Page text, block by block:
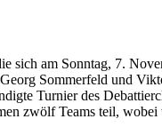
sich am Sonntag, 7.
Sommerfeld und
Turnier des
zwölf Teams teil,